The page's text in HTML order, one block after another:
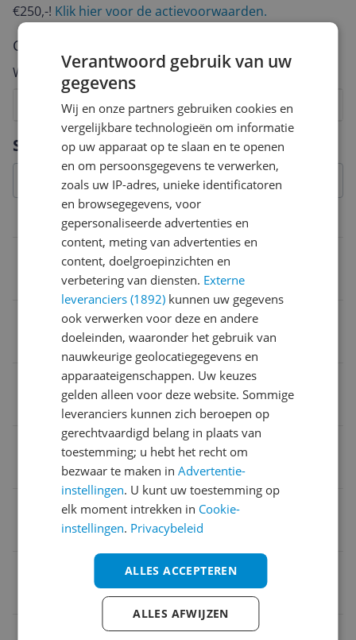
Specificaties
Productinformatie
Speelduur
Aantal stuks in verpakking
Drager
Gesproken taal
Geluidsformaat
0022891434894
Cast & Crew
€250,-! Klik hier voor de actievoorwaarden.
Cijfer
Welk cijfer geef jij dit product?
9
8
7
6
5
4
3
2
Vraag 1 van 4
Verantwoord gebruik van uw
gegevens
Wij en onze partners gebruiken cookies en
vergelijkbare technologieën om informatie
op uw apparaat op te slaan en te openen
en om persoonsgegevens te verwerken,
zoals uw IP-adres, unieke identificatoren
en browsegegevens, voor
gepersonaliseerde advertenties en
content, meting van advertenties en
content, doelgroepinzichten en
verbetering van diensten. Externe
leveranciers (1892) kunnen uw gegevens
ook verwerken voor deze en andere
doeleinden, waaronder het gebruik van
nauwkeurige geolocatiegegevens en
apparaateigenschappen. Uw keuzes
gelden alleen voor deze website. Sommige
leveranciers kunnen zich beroepen op
gerechtvaardigd belang in plaats van
toestemming; u hebt het recht om
bezwaar te maken inAdvertentie-
instellingen. U kunt uw toestemming op
elk moment intrekken in Cookie-
instellingen. Privacybeleid
ALLES ACCEPTEREN
ALLES AFWIJZEN